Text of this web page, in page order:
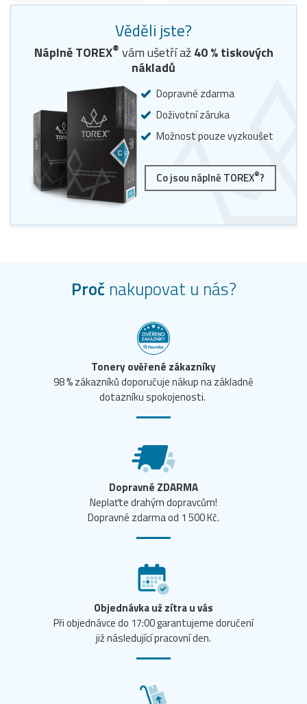
Věděli jste?
Náplně TOREX® vám ušetří až40% tiskových
nákladů
Dopravné zdarma
Doživotní záruka
Možnost pouze vyzkoušet
Co jsou náplně TOREX®?
Proč nakupovat u nás?
Tonery ověřené zákazníky
98 % zákazníků doporučuje nákup na základně
dotazníku spokojenosti.
Dopravné ZDARMA
Neplaťte drahým dopravcům!
Dopravné zdarma od 1 500 Kč.
Objednávka už zítra u vás
Při objednávce do 17:00 garantujeme doručení
již následující pracovní den.